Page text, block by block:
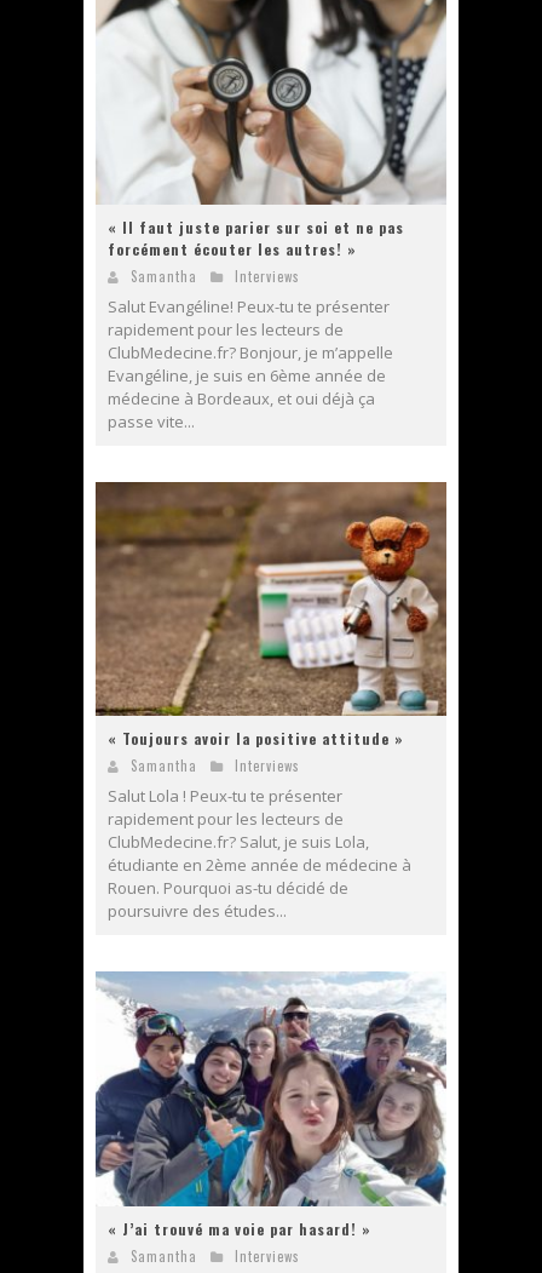
« Il faut juste parier sur soi et ne pas
forcément écouter les autres! »
Samantha Interviews
Salut Evangéline! Peux-tu te présenter
rapidement pour les lecteurs de
ClubMedecine.fr? Bonjour, je m’appelle
Evangéline, je suis en 6ème année de
médecine à Bordeaux, et oui déjà ça
passe vite...
« Toujours avoir la positive attitude »
Samantha Interviews
Salut Lola ! Peux-tu te présenter
rapidement pour les lecteurs de
ClubMedecine.fr? Salut, je suis Lola,
étudiante en 2ème année de médecine à
Rouen. Pourquoi as-tu décidé de
poursuivre des études...
« J’ai trouvé ma voie par hasard! »
Samantha Interviews